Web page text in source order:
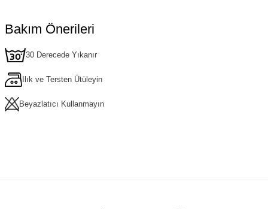
Bakım Önerileri
30 Derecede Yıkanır
Ilık ve Tersten Ütüleyin
Beyazlatıcı Kullanmayın